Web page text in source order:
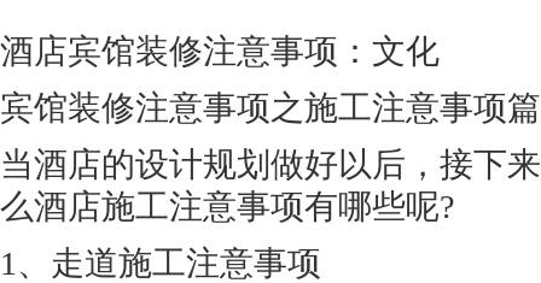
酒店宾馆装修注意事项：文化
宾馆装修注意事项之施工注意事项篇
当酒店的设计规划做好以后，接下
么酒店施工注意事项有哪些呢?
1、走道施工注意事项